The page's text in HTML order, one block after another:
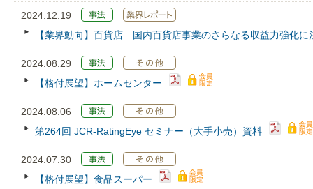
2024.12.19
【業界動向】百貨店―国内百貨店事業のさらなる収益力強化
2024.08.29
【格付展望】ホームセンター
2024.08.06
第264回 JCR‐RatingEye セミナー（大手小売）資料
2024.07.30
【格付展望】食品スーパー